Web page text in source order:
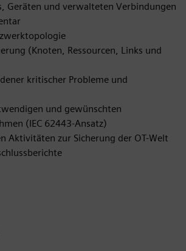
Geräten und verwalteten Verbindungen
(Knoten, Ressourcen, Links und
kritischer Probleme und
und gewünschten
(IEC 62443-Ansatz)
Aktivitäten zur Sicherung der OT-Welt